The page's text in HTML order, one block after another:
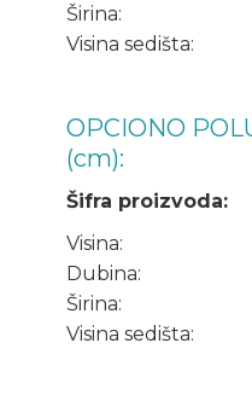
Širina:
Visina sedišta:
OPCIONO
(cm):
Šifra proizvoda:
Visina:
Dubina:
Širina:
Visina sedišta: